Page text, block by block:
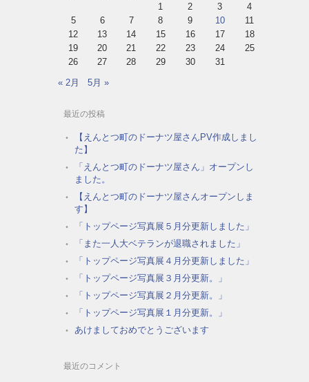
1
2 3
4
5
6 7 8 9 10
11
12
13 14 15 16 17
18
19
20 21 22 23 24
25
26
27 28 29 30
31
« 2月
5月 »
最近の投稿
【えんとつ町のドーナツ屋さんPV作成しまし
た】
「えんとつ町のドーナツ屋さん」オープンし
ました。
【えんとつ町のドーナツ屋さんオープンしま
す】
「トップページ写真展５月分更新しました」
「また一人大ベテランが退職されました」
「トップページ写真展４月分更新しました」
「トップページ写真展３月分更新。」
「トップページ写真展２月分更新。」
「トップページ写真展１月分更新。」
あけましておめでとうございます
最近のコメント